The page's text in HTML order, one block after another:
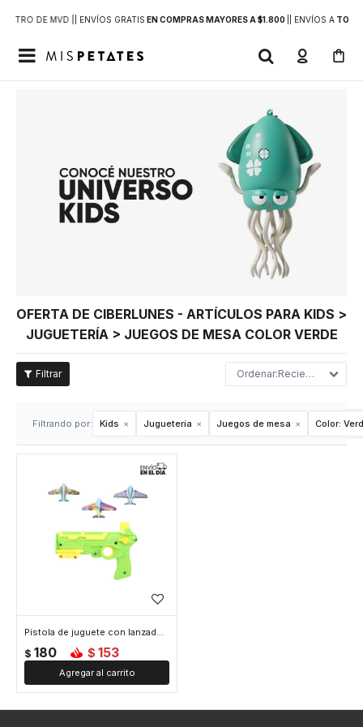
DE MVD | | ENVÍOS GRATIS EN COMPRAS MAYORES A $1.800 | ENVÍOS ATODO

OFERTA DE CIBERLUNES - ARTÍCULOS PARA KIDS >
JUGUETERÍA > JUEGOS DE MESA COLOR VERDE
Recientes
Filtrando por: Kids Juguetería Juegos de mesa Color:
Pistola de juguete con lanzadores - Verde
$ 180 $ 153